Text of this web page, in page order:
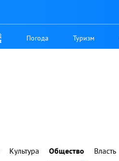
Погода Туризм
Культура Общество Власть